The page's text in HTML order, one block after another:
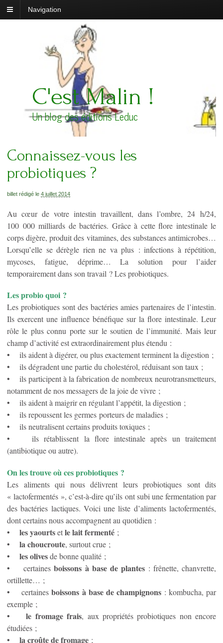
Navigation
C'est Malin !
Un blog des éditions Leduc
Connaissez-vous les
probiotiques ?
billet rédigé le 4 juillet 2014
Au cœur de votre intestin travaillent, dans l’ombre, 24 h/24,
100 000 milliards de bactéries. Grâce à cette flore intestinale le
corps digère, produit des vitamines, des substances antimicrobes…
Lorsqu’elle se dérègle rien ne va plus : infections à répétition,
mycoses, fatigue, déprime… La solution pour l’aider
temporairement dans son travail ? Les probiotiques.
Les probio quoi ?
Les probiotiques sont des bactéries amies partenaires de l’intestin.
Ils exercent une influence bénéfique sur la flore intestinale. Leur
rôle le plus connu porte sur le soutien de l’immunité. Mais leur
champ d’activité est extraordinairement plus étendu :
• ils aident à digérer, ou plus exactement terminent la digestion ;
• ils dégradent une partie du cholestérol, réduisant son taux ;
• ils participent à la fabrication de nombreux neurotransmetteurs,
notamment de nos messagers de la joie de vivre ;
• ils aident à maigrir en régulant l’appétit, la digestion ;
• ils repoussent les germes porteurs de maladies ;
• ils neutralisent certains produits toxiques ;
• ils rétablissent la flore intestinale après un traitement
(antibiotique ou autre).
On les trouve où ces probiotiques ?
Les aliments qui nous délivrent leurs probiotiques sont dits
« lactofermentés », c’est-à-dire qu’ils ont subi une fermentation par
des bactéries lactiques. Voici une liste d’aliments lactofermentés,
dont certains nous accompagnent au quotidien :
• les yaourtsetle lait fermenté ;
•
la choucroute, surtout crue ;
• lesolivesde bonne qualité ;
• certainesboissons à base de plantes: frênette, chanvrette,
ortillette… ;
• certainesboissons à base de champignons: kombucha, par
exemple ;
•le fromage frais, aux propriétés probiotiques non encore
étudiées ;
• la croûte de fromage ;